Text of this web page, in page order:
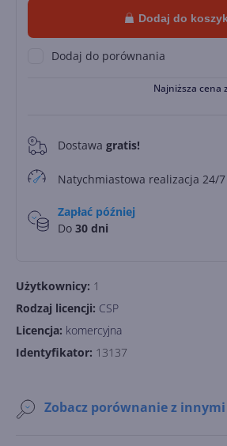
Dodaj do
Dodaj do porównania
Najniższa cena
0 Dostawa gratis!
Natychmiastowa realizacja 24/7
Zapłać później
Do 30 dni
Użytkownicy: 1
Rodzaj licencji: CSP
Licencja: komercyjna
Identyfikator: 13137
Zobacz porównanie z